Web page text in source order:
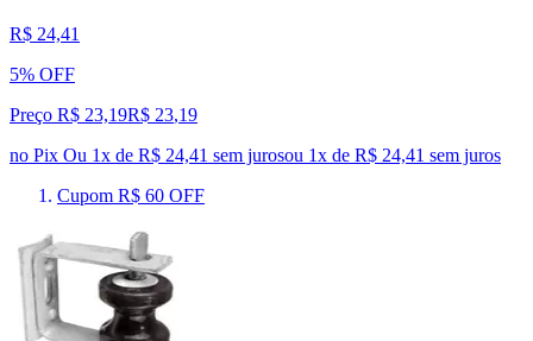
R$ 24,41
5% OFF
Preço R$ 23,19R$ 23,19
no Pix Ou 1x de R$ 24,41 sem jurosou 1x de R$ 24,41 sem juros
Cupom R$ 60 OFF